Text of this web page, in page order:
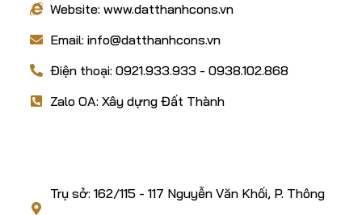
Website: www.datthanhcons.vn
Email: info@datthanhcons.vn
Điện thoại: 0921.933.933 - 0938.102.868
Zalo OA: Xây dựng Đất Thành
Trụ sở: 162/115 - 117 Nguyễn Văn Khối, P. Thông